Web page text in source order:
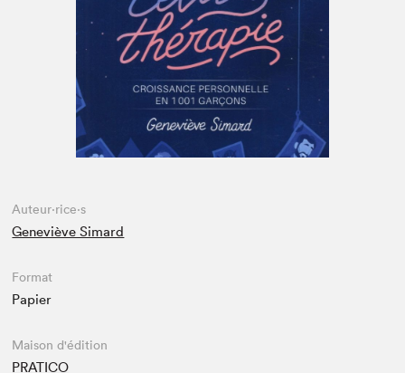
Auteur·rice·s
Geneviève Simard
Format
Papier
Maison d'édition
PRATICO